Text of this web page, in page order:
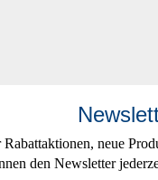
neue
den Newsletter